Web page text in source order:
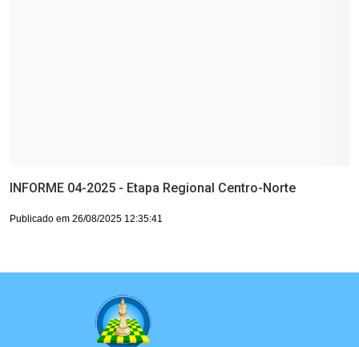
INFORME 04-2025 - Etapa Regional Centro-Norte
Publicado em 26/08/2025 12:35:41